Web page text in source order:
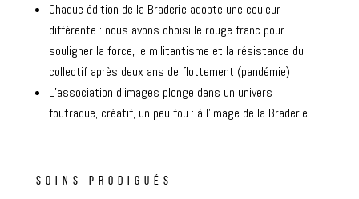
Chaque édition de la Braderie adopte une couleur
différente : nous avons choisi le rouge franc pour
souligner la force, le militantisme et la résistance du
collectif après deux ans de flottement (pandémie)
L’association d’images plonge dans un univers
foutraque, créatif, un peu fou : à l’image de la Braderie.
SOINS PRODIGUÉS